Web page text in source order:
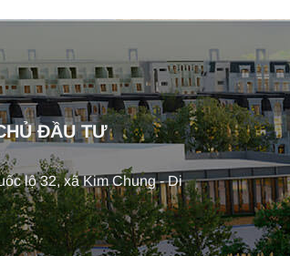
ĐẦU TƯ
lộ 32, xã Kim Chung - Di